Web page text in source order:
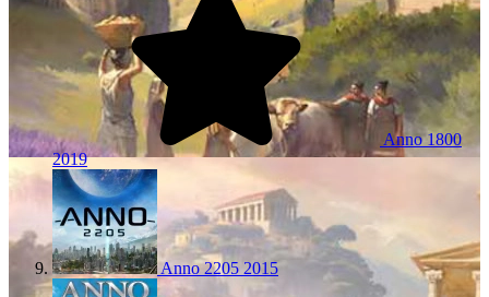
Anno 1800
2019
Anno 22052015